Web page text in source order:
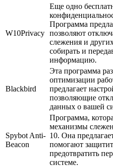
W10Privacy
Еще одно
Программа
позволяют
слежения и
собирать и
информацию.
Blackbird
Эта программа
оптимизации
предлагает
позволяющие
данных о вашей
Spybot Anti-
Beacon
Программа,
механизмы
10. Она
помогают
предотвратить
системе.